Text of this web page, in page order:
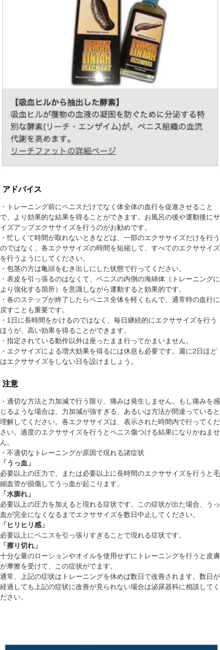
アドバイス
・トレーニング前にペニスだけでなく体全体の血行を促進させること
で、より効果的な結果を得ることができます。お風呂の後や運動後にサ
イズアップエクササイズを行うのがお勧めです。
・忙しくて時間が取れないときなどは、一部のエクササイズだけを行う
のではなく、各エクササイズの時間を短縮して、すべてのエクササイズ
を行うようにしてください。
・包茎の方は亀頭をむき出しにした状態で行ってください。
・表皮を引っ張るのはなくて、ペニスの内側の海綿体（トレーニングに
より強化する箇所）を意識しながら運動すると効果的です。
・各のステップが終了したらペニス全体を軽くもんで、通常時の血行に
戻すことも重要です。
・1日に長時間をかけるのではなく、毎日継続的にエクササイズを行う
ほうが、高い効果を得ることができます。
・指定されている動作以外は座ったまま行ってかまいません。
・エクサイズによる増大効果を得るには休息も必要です。週に2日ほど
はエクササイズをしない日を設けましょう。
注意
・適切な方法と力加減で行う限り、痛みは発生しません。もし痛みを感
じるような場合は、力加減が強すぎる、あるいは方法が間違っていると
理解してください。各エクササイズは、表示された時間内で行ってくだ
さい。過度のエクササイズを行うとペニス傷つける結果になりかねませ
ん。
・不適切なトレーニングが原因で現れる諸症状
「うっ血」
必要以上の圧力で、または必要以上に長時間のエクササイズを行うと毛
細血管が損傷してうっ血が起こります。
「水膨れ」
必要以上の圧力を加えると現れる症状です。この症状が出た場合、うっ
血が完全になくなるまでエクササイズを数日中止してください。
「ヒリヒリ感」
必要以上にペニスを引っ張りすぎることで現れる症状です。
「擦り切れ」
十分な量のローションやオイルを使用せずにトレーニングを行うと皮膚
が摩擦を受けて、この症状がでます。
通常、上記の症状はトレーニングを休めば数日で改善されます。数日が
経過しても上記の症状に改善が見られない場合は泌尿器科に相談してく
ださい。